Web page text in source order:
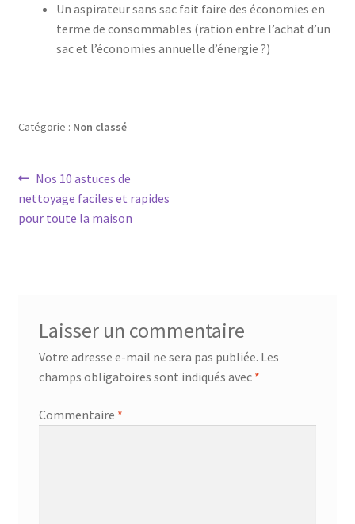
Chauffage Infrarouge Mini – SFH 3395
Ciseaux de volaille – 751992 – Inox
Ciseaux lingere – 24.19.17
Content Elements
Un aspirateur sans sac fait faire des économies en
terme de consommables (ration entre l’achat d’un
sac et l’économies annuelle d’énergie ?)
Catégorie : Non classé
Navigation
de
Article
précédent :
Nos 10 astuces de
nettoyage faciles et rapides
pour toute la maison
Laisser un commentaire
Votre adresse e-mail ne sera pas publiée. Les
champs obligatoires sont indiqués avec *
Commentaire *